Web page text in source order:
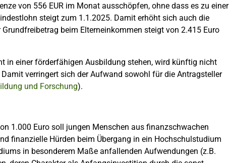
von 556 EUR im Monat ausschöpfen, ohne dass es zu einer
steigt zum 1.1.2025. Damit erhöht sich auch die
beim Elterneinkommen steigt von 2.415 Euro
in einer förderfähigen Ausbildung stehen, wird künftig nicht
verringert sich der Aufwand sowohl für die Antragsteller
und Forschung).
1.000 Euro soll jungen Menschen aus finanzschwachen
finanzielle Hürden beim Übergang in ein Hochschulstudium
in besonderem Maße anfallenden Aufwendungen (z.B.